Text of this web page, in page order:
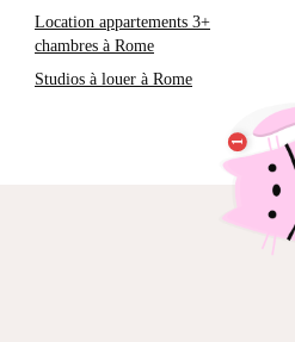
Location appartements 3+
chambres à Rome
Studios à louer à Rome